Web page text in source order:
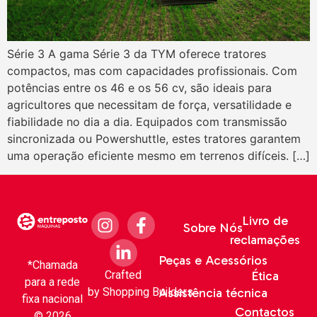
Série 3 A gama Série 3 da TYM oferece tratores
compactos, mas com capacidades profissionais. Com
potências entre os 46 e os 56 cv, são ideais para
agricultores que necessitam de força, versatilidade e
fiabilidade no dia a dia. Equipados com transmissão
sincronizada ou Powershuttle, estes tratores garantem
uma operação eficiente mesmo em terrenos difíceis. […]
*Chamada
para a rede
fixa nacional
Sobre Nós
Peças e Acessórios
Assistência técnica
Livro de
reclamações
Ética
Contactos
Crafted
by Shopping Builders